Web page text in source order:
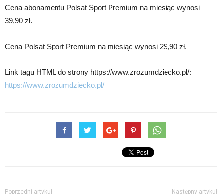
Cena abonamentu Polsat Sport Premium na miesiąc wynosi
39,90 zł.
Cena Polsat Sport Premium na miesiąc wynosi 29,90 zł.
Link tagu HTML do strony https://www.zrozumdziecko.pl/:
https://www.zrozumdziecko.pl/
Poprzedni artykuł Następny artykuł